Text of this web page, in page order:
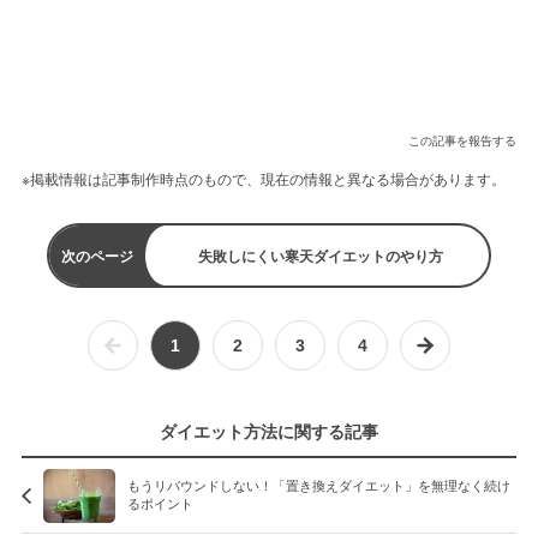
この記事を報告する
※掲載情報は記事制作時点のもので、現在の情報と異なる場合があります。
次のページ 失敗しにくい寒天ダイエットのやり方
1 2 3 4
ダイエット方法に関する記事
もうリバウンドしない！「置き換えダイエット」を無理なく続け
るポイント